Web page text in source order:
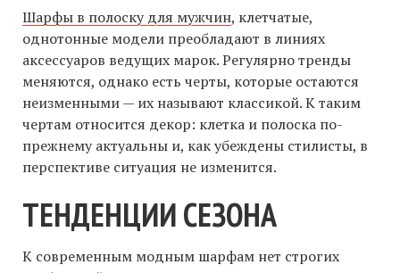
Шарфы в полоску для мужчин, клетчатые,
однотонные модели преобладают в линиях
аксессуаров ведущих марок. Регулярно тренды
меняются, однако есть черты, которые остаются
неизменными — их называют классикой. К таким
чертам относится декор: клетка и полоска по-
прежнему актуальны и, как убеждены стилисты, в
перспективе ситуация не изменится.
ТЕНДЕНЦИИ СЕЗОНА
К современным модным шарфам нет строгих